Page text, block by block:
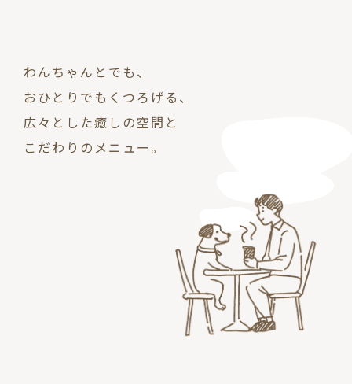
わんちゃんとでも、
おひとりでもくつろげる、
広々とした癒しの空間と
こだわりのメニュー。